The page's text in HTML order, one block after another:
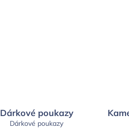
Dárkové poukazy
Dárkové poukazy